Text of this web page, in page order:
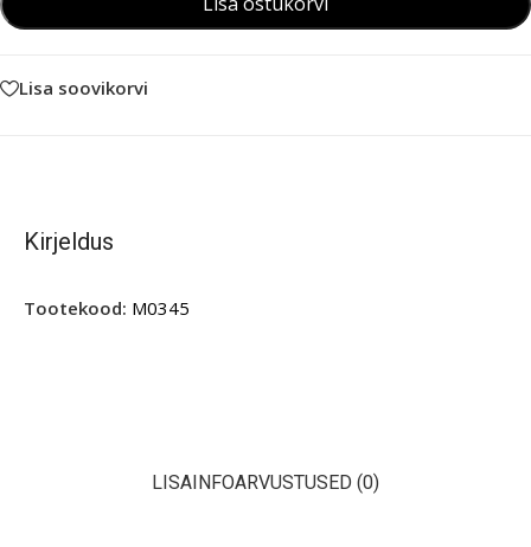
Lisa soovikorvi
Kirjeldus
Tootekood: M0345
LISAINFOARVUSTUSED (0)